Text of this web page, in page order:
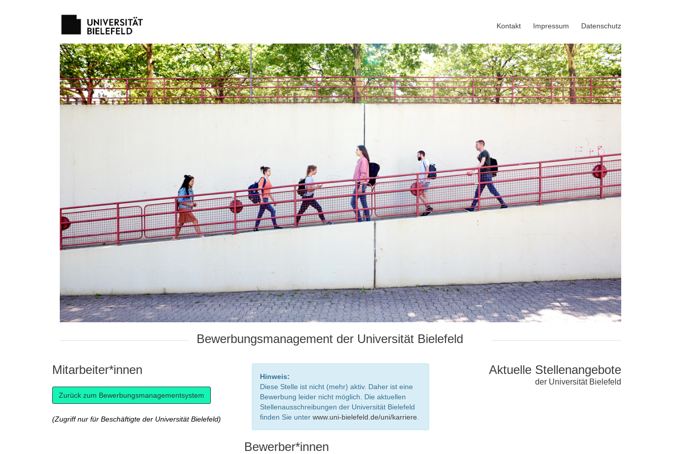
Kontakt Impressum Datenschutz
Bewerbungsmanagement der Universität Bielefeld
Mitarbeiter*innen
(Zugriff nur für Beschäftigte der Universität Bielefeld)
Hinweis:
Diese Stelle ist nicht (mehr) aktiv. Daher ist eine
Bewerbung leider nicht möglich. Die aktuellen
Stellenausschreibungen der Universität Bielefeld
finden Sie unterwww.uni-bielefeld.de/uni/karriere
Bewerber*innen
Aktuelle Stellenangebote
der Universität Bielefeld